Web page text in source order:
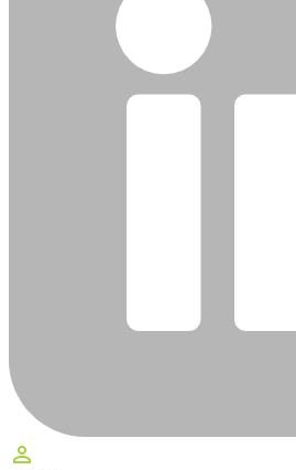
perm_identity